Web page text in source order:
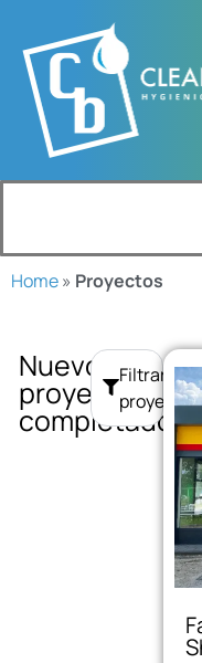
Home» Proyectos
Nuevos
proyectos
completados
Filtrar
proyectos